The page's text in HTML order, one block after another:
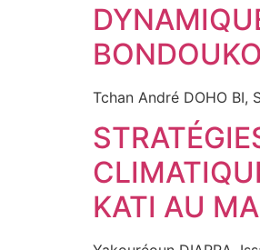
Tchan André DOHO BI,
KATI AU